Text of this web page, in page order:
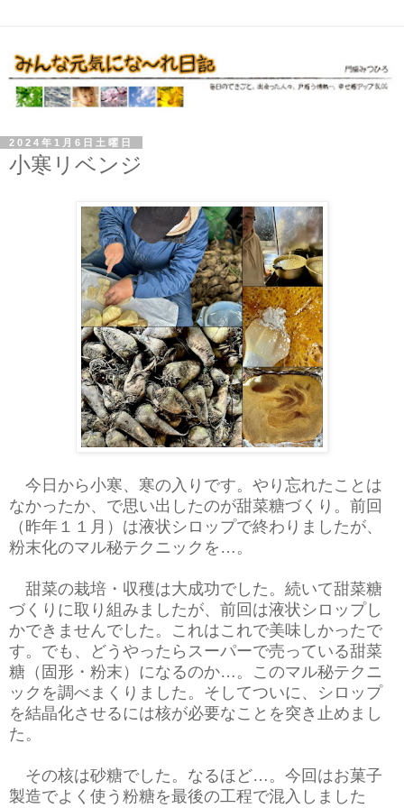
2024年1月6日土曜日
小寒リベンジ
今日から小寒、寒の入りです。やり忘れたことは
なかったか、で思い出したのが甜菜糖づくり。前回
（昨年１１月）は液状シロップで終わりましたが、
粉末化のマル秘テクニックを…。
甜菜の栽培・収穫は大成功でした。続いて甜菜糖
づくりに取り組みましたが、前回は液状シロップし
かできませんでした。これはこれで美味しかったで
す。でも、どうやったらスーパーで売っている甜菜
糖（固形・粉末）になるのか…。このマル秘テクニ
ックを調べまくりました。そしてついに、シロップ
を結晶化させるには核が必要なことを突き止めまし
た。
その核は砂糖でした。なるほど…。今回はお菓子
製造でよく使う粉糖を最後の工程で混入しました